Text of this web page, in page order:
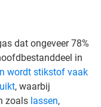
dat ongeveer 78%
in
wordt stikstof vaak
, waarbij
zoals lassen,